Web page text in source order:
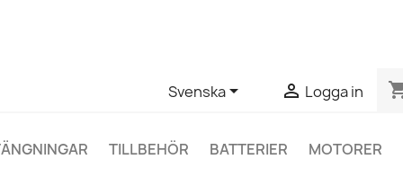
Svenska  Logga in
TILLBEHÖR BATTERIER MOTORER